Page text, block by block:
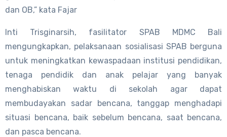
dan OB,” kata Fajar
Inti Trisginarsih, fasilitator SPAB MDMC Bali
mengungkapkan, pelaksanaan sosialisasi SPAB berguna
untuk meningkatkan kewaspadaan institusi pendidikan,
tenaga pendidik dan anak pelajar yang banyak
menghabiskan waktu di sekolah agar dapat
membudayakan sadar bencana, tanggap menghadapi
situasi bencana, baik sebelum bencana, saat bencana,
dan pasca bencana.